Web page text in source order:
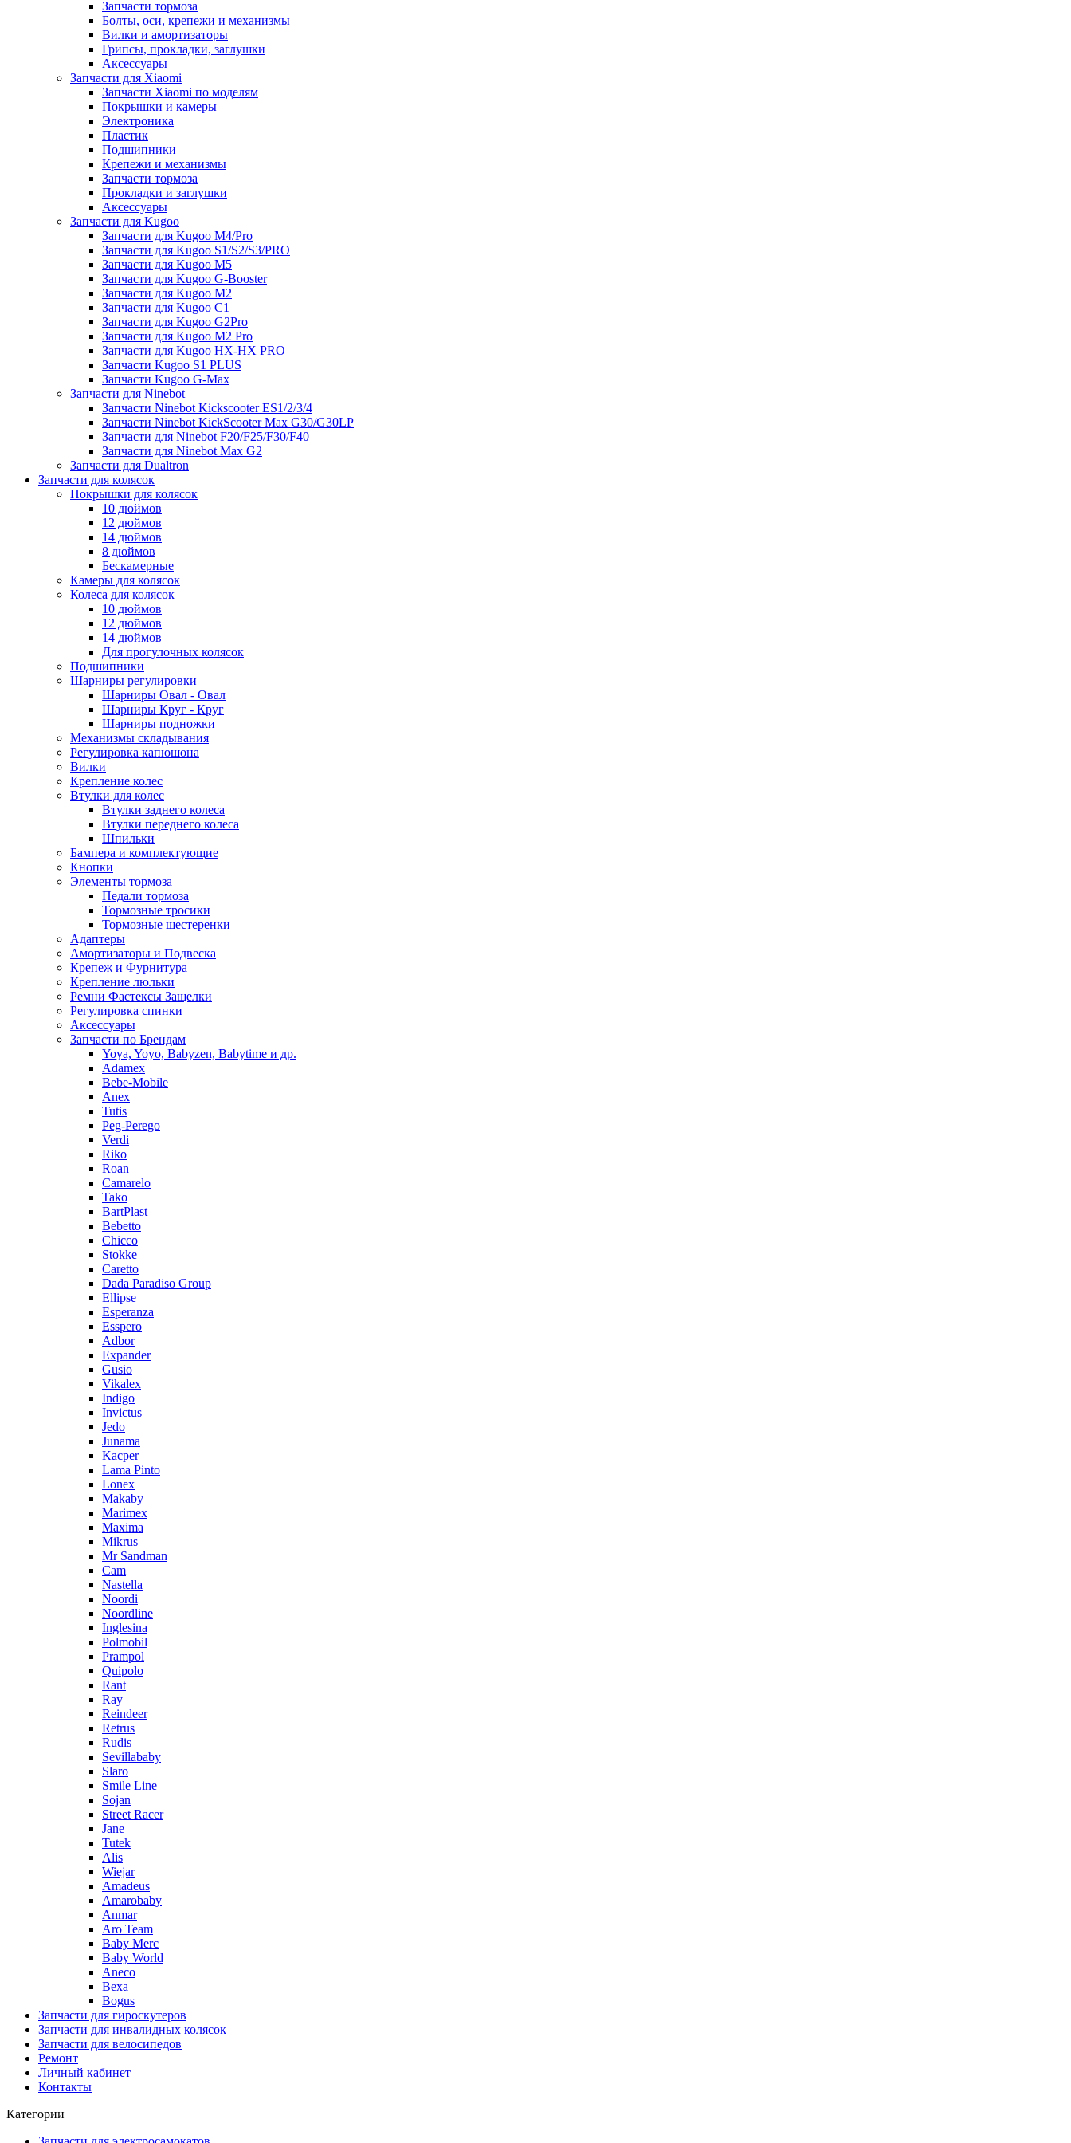
Запчасти тормоза
Болты, оси, крепежи и механизмы
Вилки и амортизаторы
Грипсы, прокладки, заглушки
Аксессуары
Запчасти для Xiaomi
Запчасти Xiaomi по моделям
Покрышки и камеры
Электроника
Пластик
Подшипники
Крепежи и механизмы
Запчасти тормоза
Прокладки и заглушки
Аксессуары
Запчасти для Kugoo
Запчасти для Kugoo M4/Pro
Запчасти для Kugoo S1/S2/S3/PRO
Запчасти для Kugoo M5
Запчасти для Kugoo G-Booster
Запчасти для Kugoo M2
Запчасти для Kugoo C1
Запчасти для Kugoo G2Pro
Запчасти для Kugoo M2 Pro
Запчасти для Kugoo HX-HX PRO
Запчасти Kugoo S1 PLUS
Запчасти Kugoo G-Max
Запчасти для Ninebot
Запчасти Ninebot Kickscooter ES1/2/3/4
Запчасти Ninebot KickScooter Max G30/G30LP
Запчасти для Ninebot F20/F25/F30/F40
Запчасти для Ninebot Max G2
Запчасти для Dualtron
Запчасти для колясок
Покрышки для колясок
10 дюймов
12 дюймов
14 дюймов
8 дюймов
Бескамерные
Камеры для колясок
Колеса для колясок
10 дюймов
12 дюймов
14 дюймов
Для прогулочных колясок
Подшипники
Шарниры регулировки
Шарниры Овал - Овал
Шарниры Круг - Круг
Шарниры подножки
Механизмы складывания
Регулировка капюшона
Вилки
Крепление колес
Втулки для колес
Втулки заднего колеса
Втулки переднего колеса
Шпильки
Бампера и комплектующие
Кнопки
Элементы тормоза
Педали тормоза
Тормозные тросики
Тормозные шестеренки
Адаптеры
Амортизаторы и Подвеска
Крепеж и Фурнитура
Крепление люльки
Ремни Фастексы Защелки
Регулировка спинки
Аксессуары
Запчасти по Брендам
Yoya, Yoyo, Babyzen, Babytime и др.
Adamex
Bebe-Mobile
Anex
Tutis
Peg-Perego
Verdi
Riko
Roan
Camarelo
Tako
BartPlast
Bebetto
Chicco
Stokke
Caretto
Dada Paradiso Group
Ellipse
Esperanza
Esspero
Adbor
Expander
Gusio
Vikalex
Indigo
Invictus
Jedo
Junama
Kacper
Lama Pinto
Lonex
Makaby
Marimex
Maxima
Mikrus
Mr Sandman
Cam
Nastella
Noordi
Noordline
Inglesina
Polmobil
Prampol
Quipolo
Rant
Ray
Reindeer
Retrus
Rudis
Sevillababy
Slaro
Smile Line
Sojan
Street Racer
Jane
Tutek
Alis
Wiejar
Amadeus
Amarobaby
Anmar
Aro Team
Baby Merc
Baby World
Aneco
Bexa
Bogus
Запчасти для гироскутеров
Запчасти для инвалидных колясок
Запчасти для велосипедов
Ремонт
Личный кабинет
Контакты
Категории